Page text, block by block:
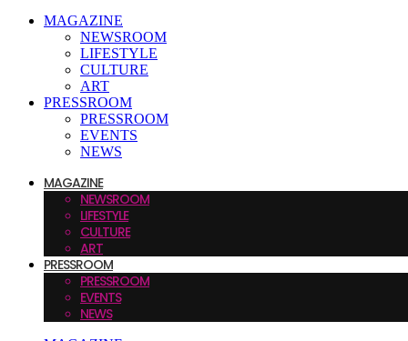
MAGAZINE
NEWSROOM
LIFESTYLE
CULTURE
ART
PRESSROOM
PRESSROOM
EVENTS
NEWS
MAGAZINE
NEWSROOM
LIFESTYLE
CULTURE
ART
PRESSROOM
PRESSROOM
EVENTS
NEWS